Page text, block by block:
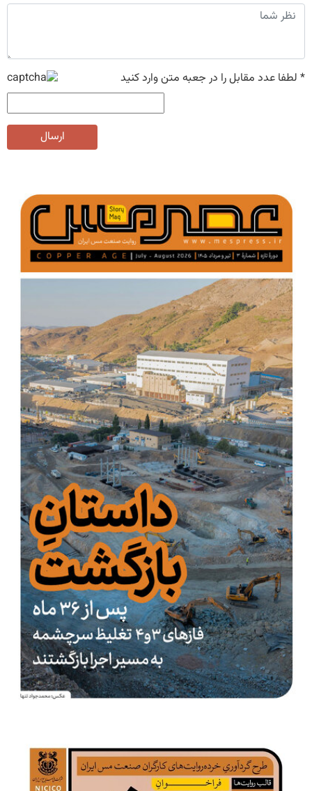
* لطفا عدد مقابل را در جعبه متن وارد کنید
ارسال